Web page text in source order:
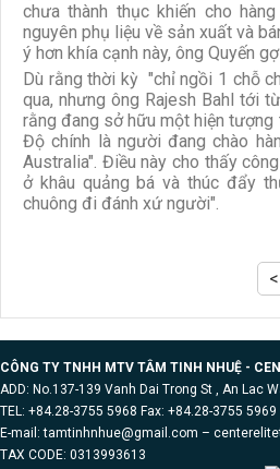
chưa thành thục khiến cho
nguyên phụ liệu về sản xuất và
ý hơn khía cạnh này, ông Quyến
Dù rằng thời kỳ "chỉ ngồi 1 chỗ
qua, nhưng ông Rajesh Bahl tới
rằng đang sở hữu một hiện tượng
Độ chính là người đang chào
Australia". Điều này cho thấy
ở khâu quảng bá và thúc đẩy
chuông đi đánh xứ người".
CÔNG TY TNHH MTV TÂM TINH NHUỆ -
ADD: No.137-139 Vanh Dai Trong St , An Lac
TEL: +84.28-3755 5968 Fax: +84.28-3755 5969
E-mail: tamtinhnhue@gmail.com –
TAX CODE: 0313993613